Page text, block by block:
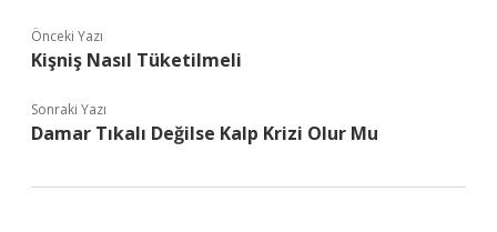
Önceki Yazı
Kişniş Nasıl Tüketilmeli
Sonraki Yazı
Damar Tıkalı Değilse Kalp Krizi Olur Mu